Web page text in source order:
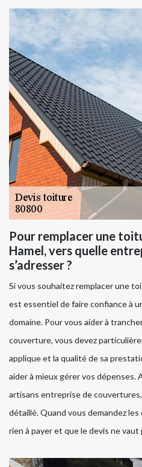
Pour remplacer une
Hamel, vers quelle
s’adresser ?
Si vous souhaitez remplacer une
est essentiel de faire confiance à
domaine. Pour vous aider à
couverture, vous devez
applique et la qualité de sa
aider à mieux gérer vos dépenses.
artisans entreprise de
détaillé. Quand vous demandez les
rien à payer et que le devis ne